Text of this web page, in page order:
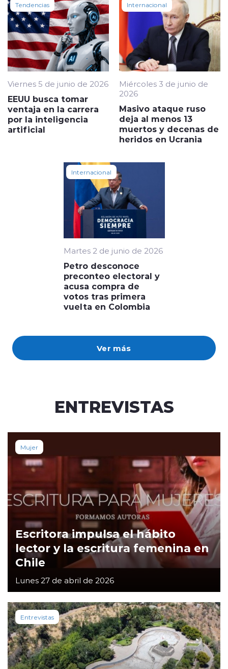
Ver más
Tendencias
Viernes 5 de junio de 2026
EEUU busca tomar
ventaja en la carrera
por la inteligencia
artificial
Internacional
Miércoles 3 de junio de
2026
Masivo ataque ruso
deja al menos 13
muertos y decenas de
heridos en Ucrania
Internacional
Martes 2 de junio de 2026
Petro desconoce
preconteo electoral y
acusa compra de
votos tras primera
vuelta en Colombia
ENTREVISTAS
Mujer
Escritora impulsa el hábito
lector y la escritura femenina en
Chile
Lunes 27 de abril de 2026
Entrevistas